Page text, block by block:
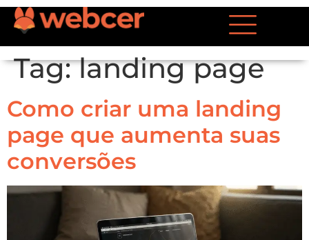
Tag:landing page
Como criar uma landing
page que aumenta suas
conversões